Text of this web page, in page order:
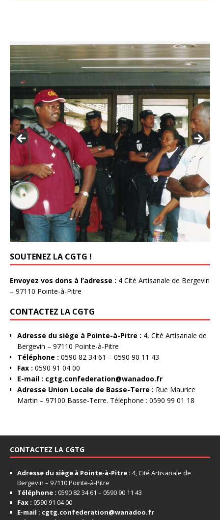
SOUTENEZ LA CGTG !
Envoyez vos dons à l’adresse : 4 Cité Artisanale de Bergevin
– 97110 Pointe-à-Pitre
CONTACTEZ LA CGTG
Adresse du siège à Pointe-à-Pitre : 4, Cité Artisanale de
Bergevin – 97110 Pointe-à-Pitre
Téléphone : 0590 82 34 61 – 0590 90 11 43
Fax : 0590 91 04 00
E-mail : cgtg.confederation@wanadoo.fr
Adresse Union Locale de Basse-Terre : Rue Maurice
Martin – 97100 Basse-Terre. Téléphone : 0590 99 01 18
CONTACTEZ LA CGTG
Adresse du siège à Pointe-à-Pitre : 4, Cité Artisanale de
Bergevin – 97110 Pointe-à-Pitre
Téléphone : 0590 82 34 61 – 0590 90 11 43
Fax : 0590 91 04 00
E-mail : cgtg.confederation@wanadoo.fr